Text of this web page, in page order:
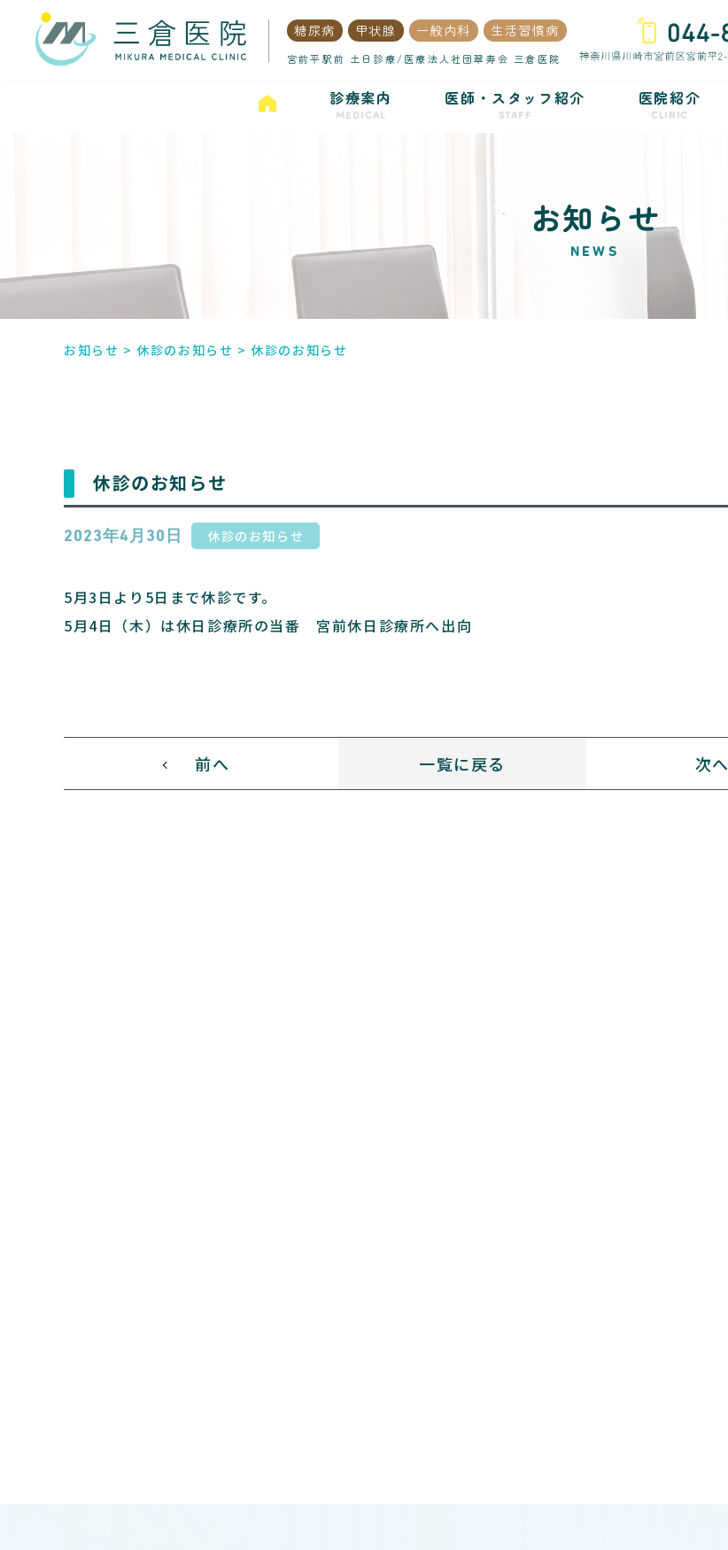
糖尿病 甲状腺 一般内科 生活習慣病
宮前平駅前 土日診療/医療法人社団翠寿会 三倉医院
診療案内
MEDICAL
医師・スタッフ紹介
STAFF
医院紹介
CLINIC
お知らせ
NEWS
お知らせ >休診のお知らせ >休診のお知らせ
休診のお知らせ
2023年4月30日 休診のお知らせ
5月3日より5日まで休診です。
5月4日（木）は休日診療所の当番 宮前休日診療所へ出向
前へ 一覧に戻る 次へ